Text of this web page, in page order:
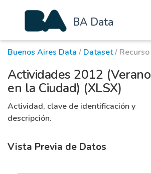
BA Data
Buenos Aires Data / Dataset/ Recurso
Actividades 2012 (Verano
en la Ciudad) (XLSX)
Actividad, clave de identificación y
descripción.
Vista Previa de Datos